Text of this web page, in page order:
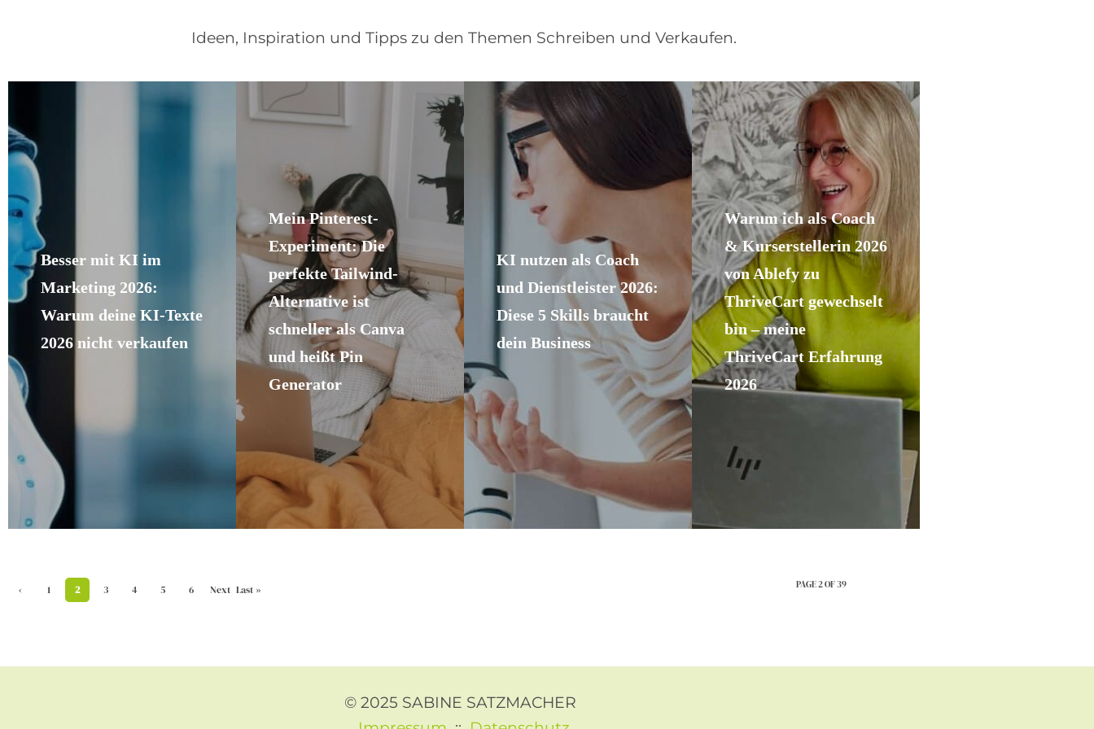
Ideen, Inspiration und Tipps zu den Themen Schreiben und Verkaufen.
Besser mit KI im
Marketing 2026:
Warum deine KI-Texte
2026 nicht verkaufen
Mein Pinterest-
Experiment: Die
perfekte Tailwind-
Alternative ist
schneller als Canva
und heißt Pin
Generator
KI nutzen als Coach
und Dienstleister 2026:
Diese 5 Skills braucht
dein Business
Warum ich als Coach
& Kurserstellerin 2026
von Ablefy zu
ThriveCart gewechselt
bin – meine
ThriveCart Erfahrung
2026
‹
1 2 3 4 5 6
Next Last » PAGE 2 OF 39
© 2025 SABINE SATZMACHER